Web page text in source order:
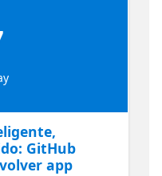
GitHub
app